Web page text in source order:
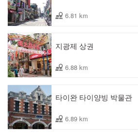
6.81 km
지광제 상권
6.88 km
타이완 타이양빙 박물관
6.89 km